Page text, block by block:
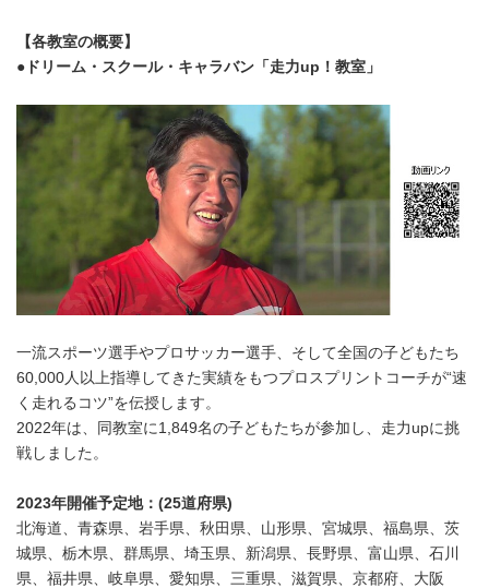
【各教室の概要】
●ドリーム・スクール・キャラバン「走力up！教室」
一流スポーツ選手やプロサッカー選手、そして全国の子どもたち
60,000人以上指導してきた実績をもつプロスプリントコーチが“速
く走れるコツ”を伝授します。
2022年は、同教室に1,849名の子どもたちが参加し、走力upに挑
戦しました。
2023年開催予定地：(25道府県)
北海道、青森県、岩手県、秋田県、山形県、宮城県、福島県、茨
城県、栃木県、群馬県、埼玉県、新潟県、長野県、富山県、石川
県、福井県、岐阜県、愛知県、三重県、滋賀県、京都府、大阪